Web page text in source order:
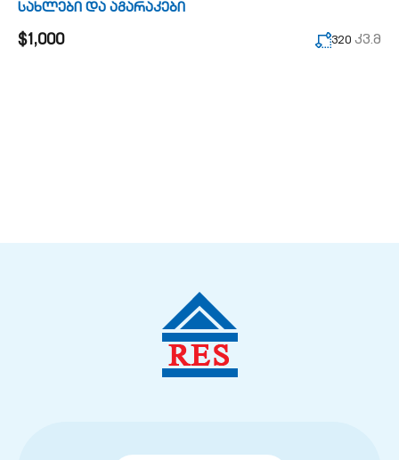
სახლები და აგარაკები
$1,000 320 კვ.მ